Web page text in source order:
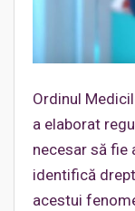
Ordinul
a elaborat
necesar să fie
identifică
acestui